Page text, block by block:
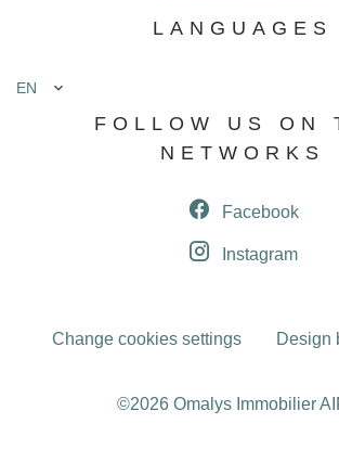
LANGUAGES
EN
FOLLOW US ON
NETWORKS
Facebook
Instagram
Change cookies settings Design
©2026 Omalys Immobilier